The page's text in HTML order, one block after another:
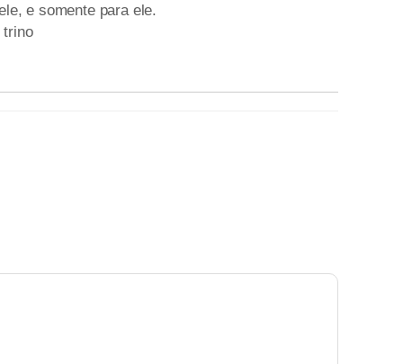
e somente para ele.
trino